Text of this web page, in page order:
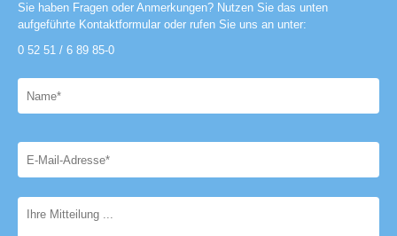
Sie haben Fragen oder Anmerkungen? Nutzen Sie das unten
aufgeführte Kontaktformular oder rufen Sie uns an unter:
0 52 51 / 6 89 85-0